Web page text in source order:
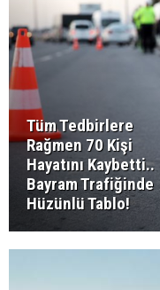
Tüm Tedbirlere
Rağmen 70 Kişi
Hayatını Kaybetti..
Bayram Trafiğinde
Hüzünlü Tablo!